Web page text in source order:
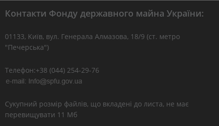
Контакти Фонду державного майна України:
01133, Kиїв, вул. Генерала Алмазова, 18/9 (ст. метро
"Печерська")
Телефон:+38 (044) 254-29-76
Сукупний розмір файлів, що вкладені до листа, не має
перевищувати 11 Мб